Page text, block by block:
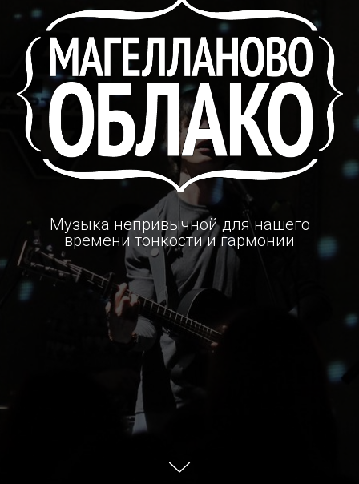
Музыка непривычной для нашего
времени тонкости и гармонии